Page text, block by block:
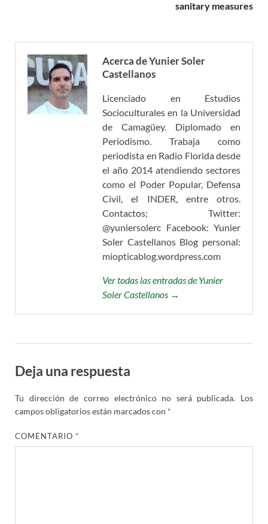
sanitary measures
Acerca de Yunier Soler
Castellanos
Licenciado en Estudios
Socioculturales en la Universidad
de Camagüey. Diplomado en
Periodismo. Trabaja como
periodista en Radio Florida desde
el año 2014 atendiendo sectores
como el Poder Popular, Defensa
Civil, el INDER, entre otros.
Contactos; Twitter:
@yuniersolerc Facebook: Yunier
Soler Castellanos Blog personal:
miopticablog.wordpress.com
Ver todas las entradas de Yunier
Soler Castellanos →
Deja una respuesta
Tu dirección de correo electrónico no será publicada. Los
campos obligatorios están marcados con *
COMENTARIO*